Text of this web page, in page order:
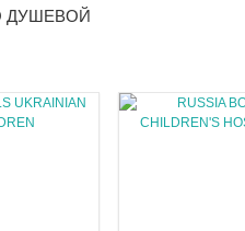
ДУШЕВОЙ